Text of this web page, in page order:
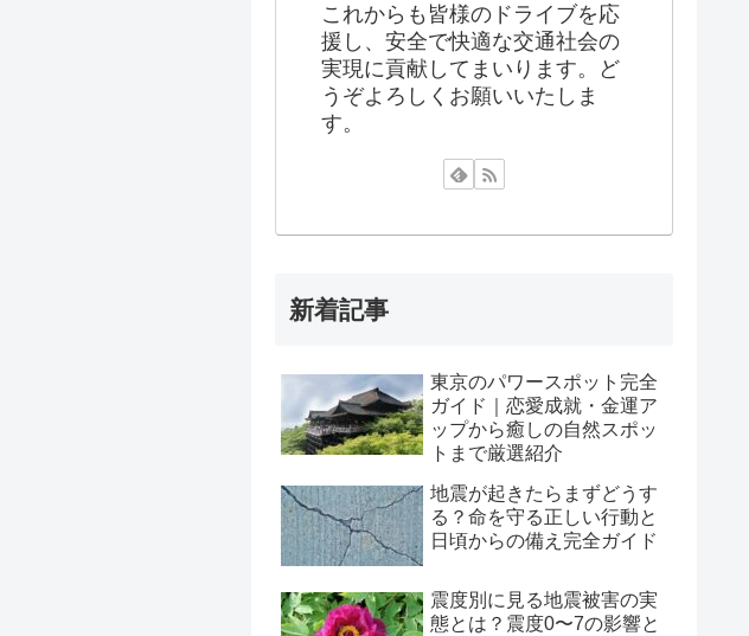
これからも皆様のドライブを応
援し、安全で快適な交通社会の
実現に貢献してまいります。ど
うぞよろしくお願いいたしま
す。
新着記事
東京のパワースポット完全
ガイド｜恋愛成就・金運ア
ップから癒しの自然スポッ
トまで厳選紹介
地震が起きたらまずどうす
る？命を守る正しい行動と
日頃からの備え完全ガイド
震度別に見る地震被害の実
態とは？震度0〜7の影響と